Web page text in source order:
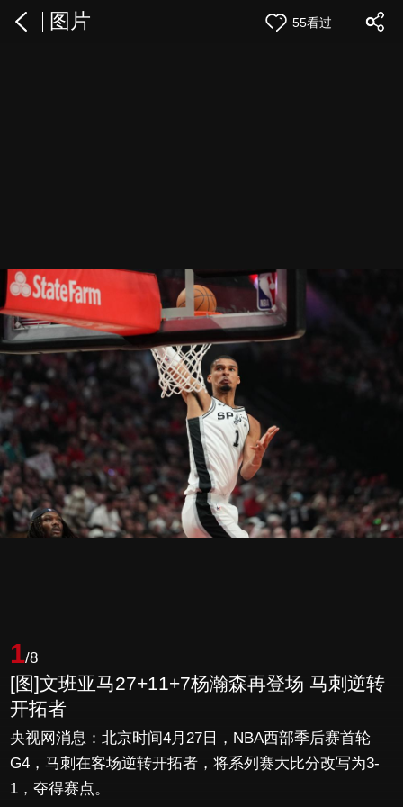
图片 55看过
1/8
[图]文班亚马27+11+7杨瀚森再登场 马刺逆转
开拓者
央视网消息：北京时间4月27日，NBA西部季后赛首轮
G4，马刺在客场逆转开拓者，将系列赛大比分改写为3-
1，夺得赛点。